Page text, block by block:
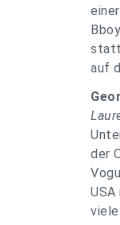
auf
der